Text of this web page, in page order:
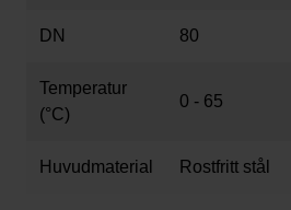
DN 80
Temperatur
(°C)
0 - 65
Huvudmaterial Rostfritt stål